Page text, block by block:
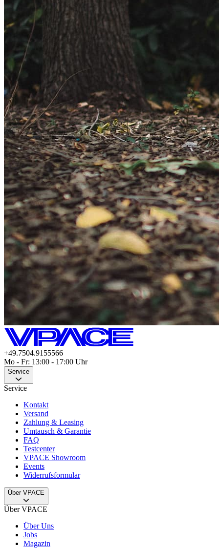
+49.7504.9155566
Mo - Fr: 13:00 - 17:00 Uhr
Service
Service
Kontakt
Versand
Zahlung & Leasing
Umtausch & Garantie
FAQ
Testcenter
VPACE Showroom
Events
Widerrufsformular
Über VPACE
Über VPACE
Über Uns
Jobs
Magazin